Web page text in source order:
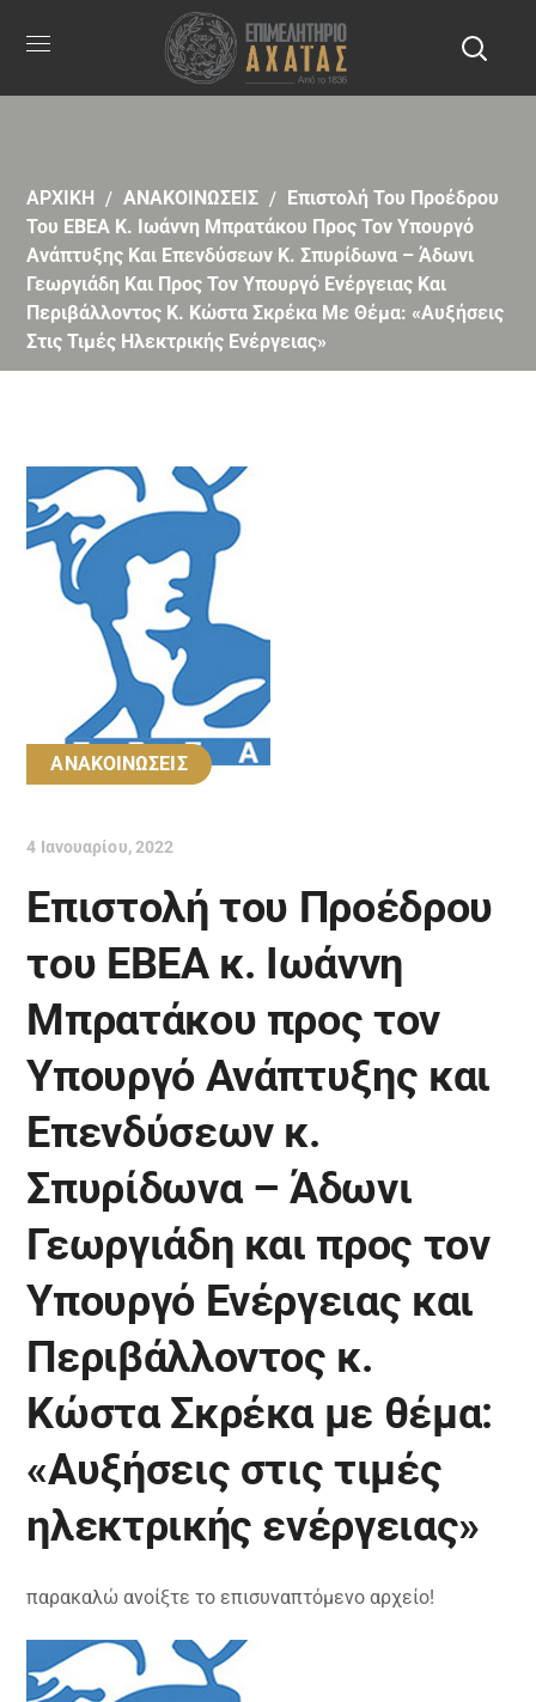
ΑΡΧΙΚΗ ΑΝΑΚΟΙΝΩΣΕΙΣ
Eπιστολή Του Προέδρου
Του ΕΒΕΑ Κ. Ιωάννη Μπρατάκου Προς Τον Υπουργό
Ανάπτυξης Και Επενδύσεων Κ. Σπυρίδωνα – Άδωνι
Γεωργιάδη Και Προς Τον Υπουργό Ενέργειας Και
Περιβάλλοντος Κ. Κώστα Σκρέκα Με Θέμα: «Αυξήσεις
Στις Τιμές Ηλεκτρικής Ενέργειας»
ΑΝΑΚΟΙΝΩΣΕΙΣ
4 Ιανουαρίου, 2022
Eπιστολή του Προέδρου
του ΕΒΕΑ κ. Ιωάννη
Μπρατάκου προς τον
Υπουργό Ανάπτυξης και
Επενδύσεων κ.
Σπυρίδωνα – Άδωνι
Γεωργιάδη και προς τον
Υπουργό Ενέργειας και
Περιβάλλοντος κ.
Κώστα Σκρέκα με θέμα:
«Αυξήσεις στις τιμές
ηλεκτρικής ενέργειας»
παρακαλώ ανοίξτε το επισυναπτόμενο αρχείο!